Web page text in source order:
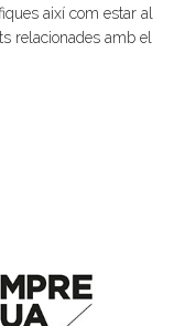
així com estar al
relacionades amb el